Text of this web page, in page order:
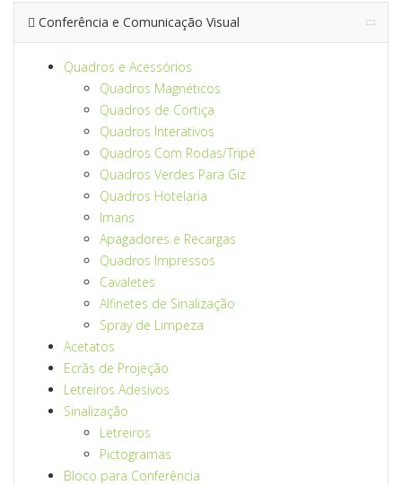
Conferência e Comunicação Visual
Quadros e Acessórios
Quadros Magnéticos
Quadros de Cortiça
Quadros Interativos
Quadros Com Rodas/Tripé
Quadros Verdes Para Giz
Quadros Hotelaria
Imans
Apagadores e Recargas
Quadros Impressos
Cavaletes
Alfinetes de Sinalização
Spray de Limpeza
Acetatos
Ecrãs de Projeção
Letreiros Adesivos
Sinalização
Letreiros
Pictogramas
Bloco para Conferência